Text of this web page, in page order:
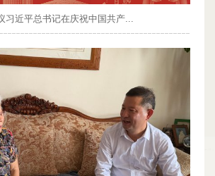
习近平总书记在庆祝中国共产...